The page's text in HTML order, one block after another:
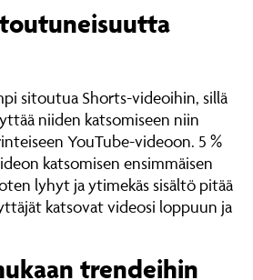
sitoutua Shorts-videoihin, sillä
niiden katsomiseen niin
YouTube-videoon. 5 %
katsomisen ensimmäisen
lyhyt ja ytimekäs sisältö pitää
katsovat videosi loppuun ja
trendeihin